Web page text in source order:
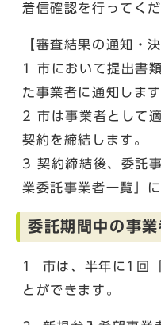
着信確認を行ってくだ
【審査結果の通知・決
1 市において提出書
た事業者に通知します
2 市は事業者として
契約を締結します。
3 契約締結後、委託
業委託事業者一覧」
委託期間中の事
1 市は、半年に1回
とができます。